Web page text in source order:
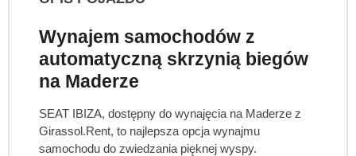
Wynajem samochodów z
automatyczną skrzynią biegów
na Maderze
SEAT IBIZA, dostępny do wynajęcia na Maderze z
Girassol.Rent, to najlepsza opcja wynajmu
samochodu do zwiedzania pięknej wyspy.